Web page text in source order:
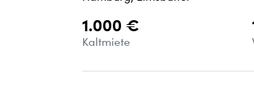
1.000 €
Kaltmiete